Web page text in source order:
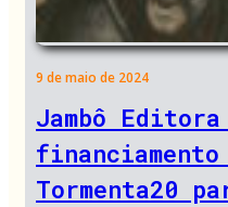
9 de maio de 2024
Jambô
Tormenta20